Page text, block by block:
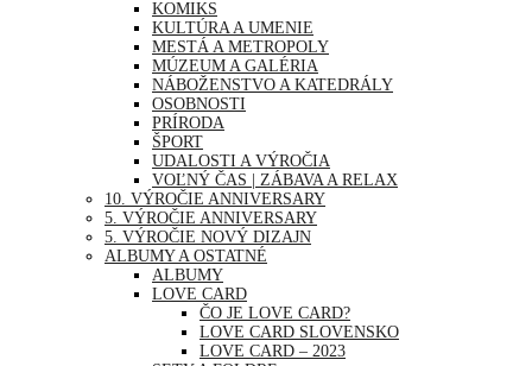
KOMIKS
KULTÚRA A UMENIE
MESTÁ A METROPOLY
MÚZEUM A GALÉRIA
NÁBOŽENSTVO A KATEDRÁLY
OSOBNOSTI
PRÍRODA
ŠPORT
UDALOSTI A VÝROČIA
VOĽNÝ ČAS | ZÁBAVA A RELAX
10. VÝROČIE ANNIVERSARY
5. VÝROČIE ANNIVERSARY
5. VÝROČIE NOVÝ DIZAJN
ALBUMY A OSTATNÉ
ALBUMY
LOVE CARD
ČO JE LOVE CARD?
LOVE CARD SLOVENSKO
LOVE CARD – 2023